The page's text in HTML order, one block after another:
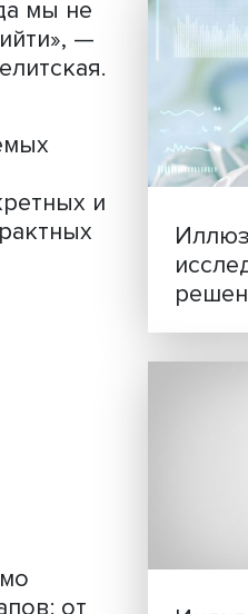
и технологий
форсайта для
форсайта для
ведущий научный
из HR-
решения в
когда мы не
нему прийти», —
Веселитская.
желаемых
от абстрактных